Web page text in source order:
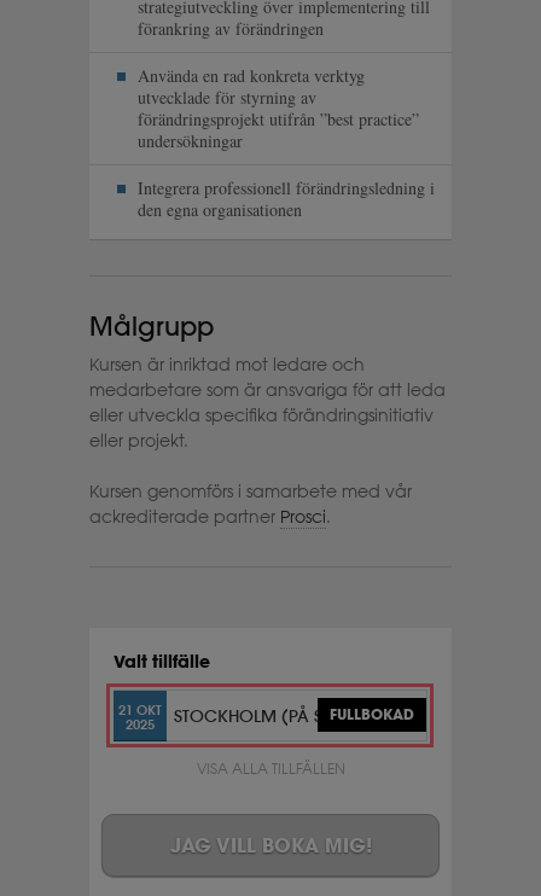
strategiutveckling över implementering till
förankring av förändringen
Använda en rad konkreta verktyg
utvecklade för styrning av
förändringsprojekt utifrån ”best practice”
undersökningar
Integrera professionell förändringsledning i
den egna organisationen
Målgrupp
Kursen är inriktad mot ledare och
medarbetare som är ansvariga för att leda
eller utveckla specifika förändringsinitiativ
eller projekt.
Kursen genomförs i samarbete med vår
ackrediterade partner Prosci.
Valt tillfälle
21 OKT
2025
STOCKHOLM (PÅ SVENSKA)
FULLBOKAD
VISA ALLA TILLFÄLLEN
JAG VILL BOKA MIG!